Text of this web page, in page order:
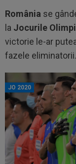
România se
la Jocurile
victorie le-ar
fazele eliminatorii.
JO 2020